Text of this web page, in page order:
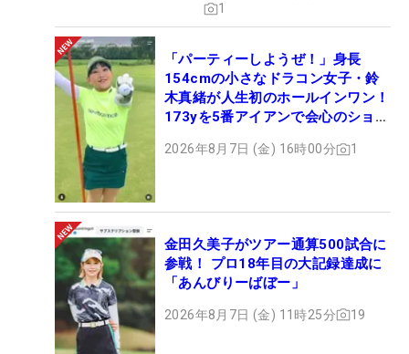
1
「パーティーしようぜ！」身長
154cmの小さなドラコン女子・鈴
木真緒が人生初のホールインワン！
173yを5番アイアンで会心のショッ
2026年8月7日 (金) 16時00分 1
金田久美子がツアー通算500試合に
参戦！ プロ18年目の大記録達成に
「あんびりーばぼー」
2026年8月7日 (金) 11時25分 19